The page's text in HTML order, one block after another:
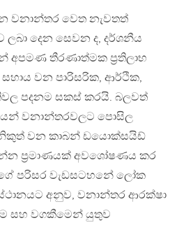
වනාන්තර වෙත නැවතත්
ලබා දෙන සෙවන ද, දර්ශනීය
අපමණ තීරණාත්මක ප්‍රතිලාභ
සහාය වන පාරිසරික, ආර්ථික,
පදනම සකස් කරයි. බලවත්
වනාන්තරවලට පොසිල
වන කාබන් ඩයොක්සයිඩ්
ප්‍රමාණයක් අවශෝෂණය කර
පරිසර වැඩසටහනේ ලෝක
අනුව, වනාන්තර ආරක්ෂා
සහ වගකීමෙන් යුතුව